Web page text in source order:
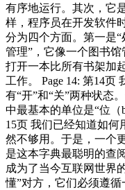
有序地运行。其次，它
样，程序员在开发软件
分为四个方面。第一是
管理”，它像一个图书
打开一本比所有书架加
工作。 Page 14: 第14
有“开”和“关”两种状态
中最基本的单位是“位
15页 我们已经知道如
然不够用。于是，一个
是这本字典最聪明的查
成为了当今互联网世界
懂”对方，它们必须遵